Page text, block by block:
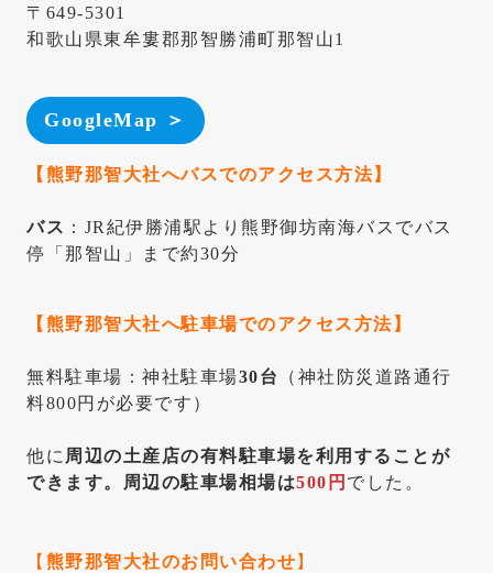
〒649-5301
和歌山県東牟婁郡那智勝浦町那智山1
GoogleMap ＞
【 熊野那智大社へバスでのアクセス方法】
バス ：JR紀伊勝浦駅より熊野御坊南海バスでバス
停「那智山」まで約30分
【 熊野那智大社へ駐車場でのアクセス方法 】
無料駐車場：神社駐車場30台
（神社防災道路通行
料800円が必要です）
他に 周辺の土産店の有料駐車場を利用することが
できます。周辺の駐車場相場は500円 でした。
【 熊野那智大社のお問い合わせ 】